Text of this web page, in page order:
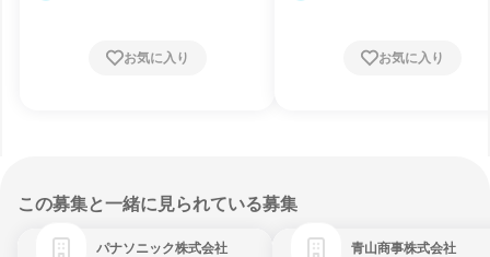
お気に入り お気に入り
この募集と一緒に見られている募集
パナソニック株式会社 青山商事株式会社